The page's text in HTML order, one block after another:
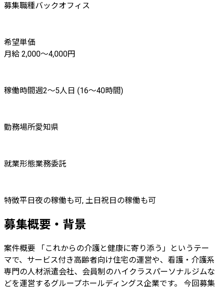
募集職種バックオフィス
希望単価
月給 2,000〜4,000円
稼働時間週2〜5人日 (16〜40時間)
勤務場所愛知県
就業形態業務委託
特徴平日夜の稼働も可, 土日祝日の稼働も可
募集概要・背景
案件概要 「これからの介護と健康に寄り添う」というテー
マで、サービス付き高齢者向け住宅の運営や、看護・介護系
専門の人材派遣会社、会員制のハイクラスパーソナルジムな
どを運営するグループホールディングス企業です。 今回募集